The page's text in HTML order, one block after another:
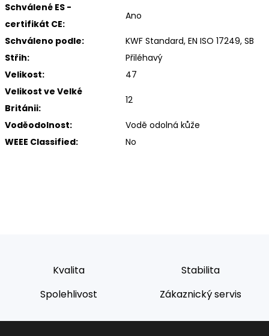
Schválené ES -
certifikát CE:
Ano
Schváleno podle:
KWF Standard, EN ISO 17249, SB
Střih:
Přiléhavý
Velikost:
47
Velikost ve Velké
Británii:
12
Voděodolnost:
Vodě odolná kůže
WEEE Classified:
No
Kvalita
Stabilita
Spolehlivost
Zákaznický servis